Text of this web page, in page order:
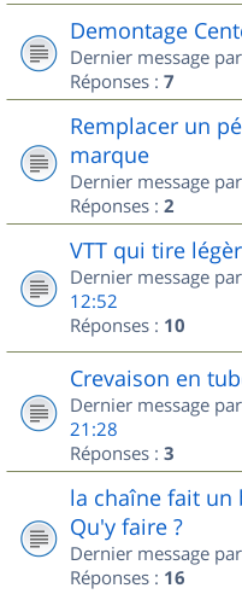
Demontage
Dernier message par
Réponses : 7
Remplacer un
marque
Dernier message par
Réponses : 2
VTT qui tire
Dernier message par
12:52
Réponses : 10
Crevaison en
Dernier message par
21:28
Réponses : 3
la chaîne fait un
Qu'y faire ?
Dernier message par
Réponses : 16